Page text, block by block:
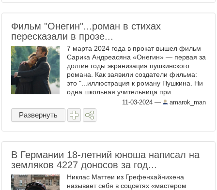
Фильм "Онегин"...роман в стихах
пересказали в прозе...
7 марта 2024 года в прокат вышел фильм
Сарика Андреасяна «Онегин» — первая за
долгие годы экранизация пушкинского
романа. Как заявили создатели фильма:
это "...иллюстрация к роману Пушкина. Ни
одна школьная учительница при
просмотре этой картины не пострадает.
Возмущаться ей будет ...
11-03-2024 — amarok_man
Развернуть
В Германии 18-летний юноша написал на
земляков 4227 доносов за год...
Никлас Маттеи из Грефенхайнихена
называет себя в соцсетях «мастером